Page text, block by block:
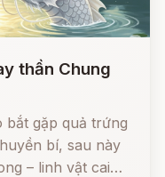
thần Chung
bắt gặp quả trứng
bí, sau này
– linh vật cai